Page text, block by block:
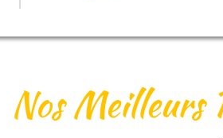
Nos Meilleurs